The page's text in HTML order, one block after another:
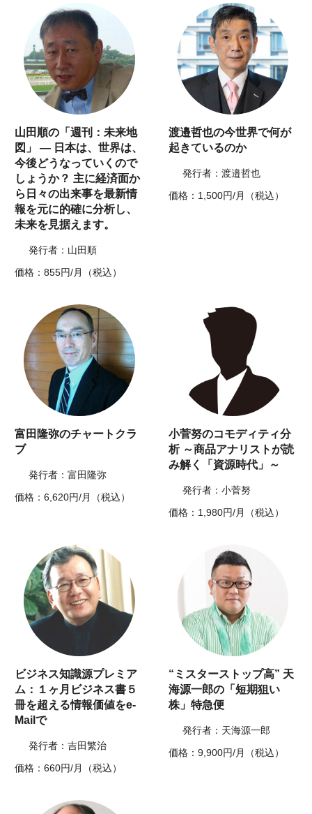
山田順の「週刊：未来地
図」 ― 日本は、世界は、
今後どうなっていくので
しょうか？ 主に経済面か
ら日々の出来事を最新情
報を元に的確に分析し、
未来を見据えます。
発行者：山田順
価格：855円/月（税込）
渡邉哲也の今世界で何が
起きているのか
発行者：渡邉哲也
価格：1,500円/月（税込）
富田隆弥のチャートクラ
ブ
発行者：富田隆弥
価格：6,620円/月（税込）
小菅努のコモディティ分
析 ～商品アナリストが読
み解く「資源時代」～
発行者：小菅努
価格：1,980円/月（税込）
ビジネス知識源プレミア
ム：１ヶ月ビジネス書５
冊を超える情報価値をe-
Mailで
発行者：吉田繁治
価格：660円/月（税込）
“ミスターストップ高” 天
海源一郎の「短期狙い
株」特急便
発行者：天海源一郎
価格：9,900円/月（税込）